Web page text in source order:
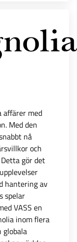
affärer med
Med den
nå
och
gör det
hantering av
spelar
VASS en
inom flera
globala